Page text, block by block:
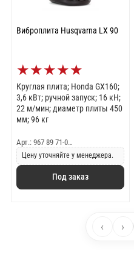
Виброплита Husqvarna LX 90
★★★★★
Круглая плита; Honda GX160;
3,6 кВт; ручной запуск; 16 кН;
22 м/мин; диаметр плиты 450
мм; 96 кг
Арт.: 967 89 71-0…
Цену уточняйте у менеджера.
Под заказ
‹ ›